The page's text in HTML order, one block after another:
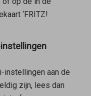
‘FRITZ!
instellingen aan de
zijn, lees dan